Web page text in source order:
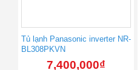
Tủ lạnh Panasonic inverter NR-
BL308PKVN
7,400,000₫